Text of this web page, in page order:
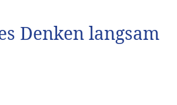
Denken langsam